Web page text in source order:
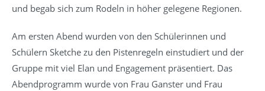
und begab sich zum Rodeln in höher gelegene Regionen.
Am ersten Abend wurden von den Schülerinnen und
Schülern Sketche zu den Pistenregeln einstudiert und der
Gruppe mit viel Elan und Engagement präsentiert. Das
Abendprogramm wurde von Frau Ganster und Frau